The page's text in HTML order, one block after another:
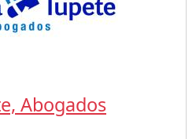
Abogados